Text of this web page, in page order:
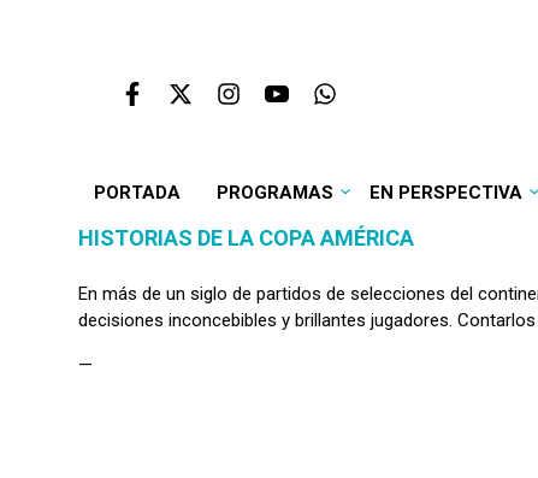
PORTADA PROGRAMAS EN PERSPECTIVA
HISTORIAS DE LA COPA AMÉRICA
En más de un siglo de partidos de selecciones del
decisiones inconcebibles y brillantes jugadores.
—